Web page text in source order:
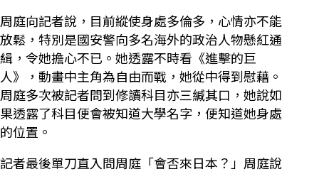
周庭向記者說，目前縱使身處多倫多，心情亦不能
放鬆，特別是國安警向多名海外的政治人物懸紅通
緝，令她擔心不已。她透露不時看《進擊的巨
人》，動畫中主角為自由而戰，她從中得到慰藉。
周庭多次被記者問到修讀科目亦三緘其口，她說如
果透露了科目便會被知道大學名字，便知道她身處
的位置。
記者最後單刀直入問周庭「會否來日本？」周庭說